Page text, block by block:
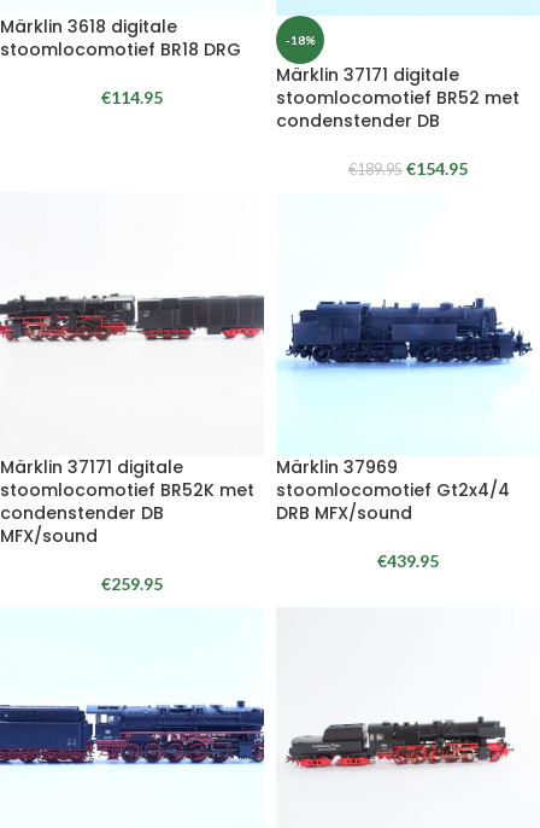
Märklin 3618 digitale
stoomlocomotief BR18 DRG
€114.95
-18%
Märklin 37171 digitale
stoomlocomotief BR52 met
condenstender DB
€189.95 €154.95
Märklin 37171 digitale
stoomlocomotief BR52K met
condenstender DB
MFX/sound
€259.95
Märklin 37969
stoomlocomotief Gt2x4/4
DRB MFX/sound
€439.95